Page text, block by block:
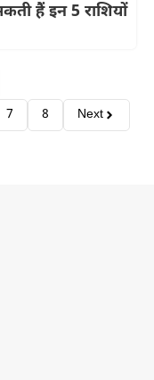
हैं इन 5 राशियों
7 8 Next